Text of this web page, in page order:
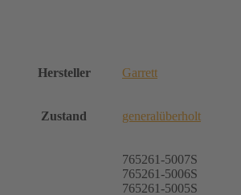
Hersteller Garrett
Zustand generalüberholt
765261-5007S
765261-5006S
765261-5005S